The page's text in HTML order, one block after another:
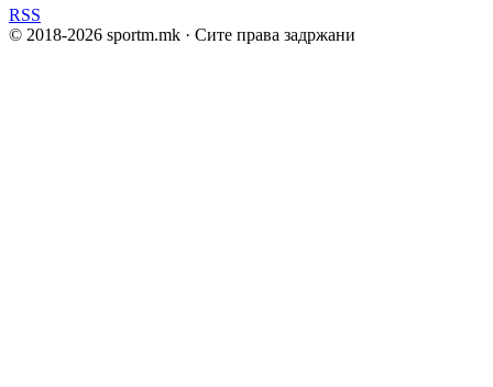
RSS
© 2018-2026 sportm.mk · Сите права задржани